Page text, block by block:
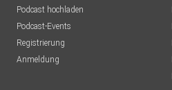
Podcast hochladen
Podcast-Events
Registrierung
Anmeldung